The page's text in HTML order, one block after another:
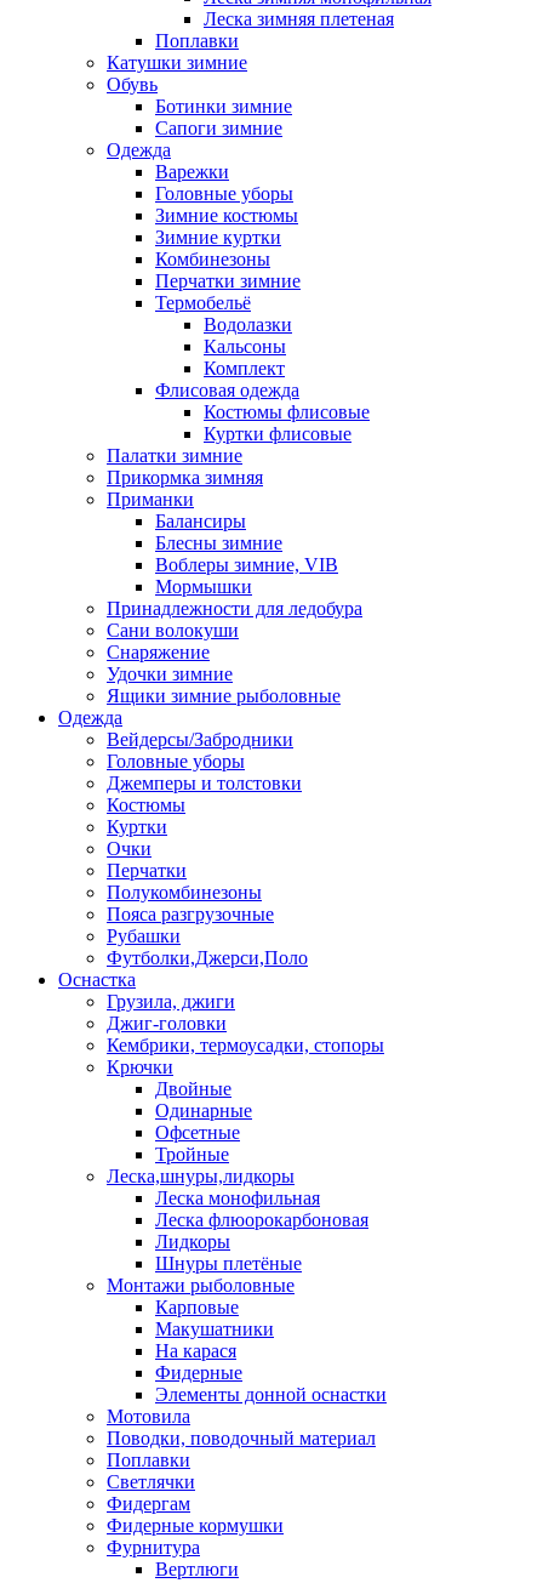
Леска зимняя плетеная
Поплавки
Катушки зимние
Обувь
Ботинки зимние
Сапоги зимние
Одежда
Варежки
Головные уборы
Зимние костюмы
Зимние куртки
Комбинезоны
Перчатки зимние
Термобельё
Водолазки
Кальсоны
Комплект
Флисовая одежда
Костюмы флисовые
Куртки флисовые
Палатки зимние
Прикормка зимняя
Приманки
Балансиры
Блесны зимние
Воблеры зимние, VIB
Мормышки
Принадлежности для ледобура
Сани волокуши
Снаряжение
Удочки зимние
Ящики зимние рыболовные
Одежда
Вейдерсы/Забродники
Головные уборы
Джемперы и толстовки
Костюмы
Куртки
Очки
Перчатки
Полукомбинезоны
Пояса разгрузочные
Рубашки
Футболки,Джерси,Поло
Оснастка
Грузила, джиги
Джиг-головки
Кембрики, термоусадки, стопоры
Крючки
Двойные
Одинарные
Офсетные
Тройные
Леска,шнуры,лидкоры
Леска монофильная
Леска флюорокарбоновая
Лидкоры
Шнуры плетёные
Монтажи рыболовные
Карповые
Макушатники
На карася
Фидерные
Элементы донной оснастки
Мотовила
Поводки, поводочный материал
Поплавки
Светлячки
Фидергам
Фидерные кормушки
Фурнитура
Вертлюги